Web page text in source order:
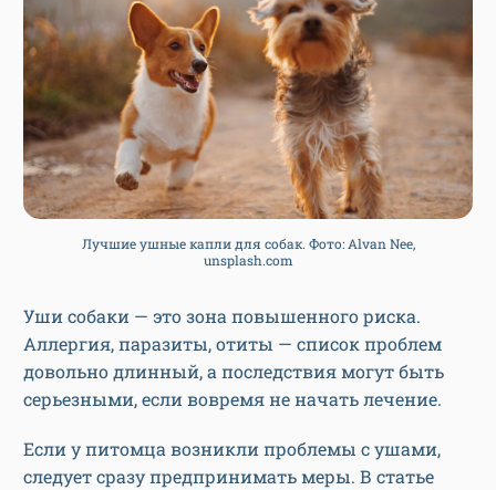
Лучшие ушные капли для собак. Фото: Alvan Nee,
unsplash.com
Уши собаки — это зона повышенного риска.
Аллергия, паразиты, отиты — список проблем
довольно длинный, а последствия могут быть
серьезными, если вовремя не начать лечение.
Если у питомца возникли проблемы с ушами,
следует сразу предпринимать меры. В статье